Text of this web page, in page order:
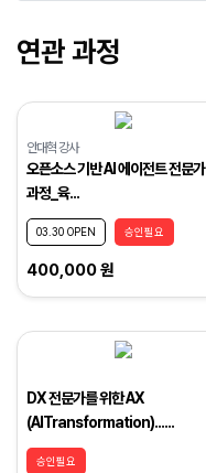
연관 과정
안대혁 강사
오픈소스 기반 AI 에이전트 전문가
과정_육...
03.30 OPEN 승인필요
400,000 원
DX 전문가를 위한 AX
(AITransformation)......
승인필요